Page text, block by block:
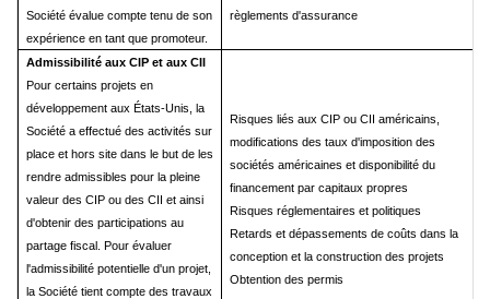
Société évalue compte tenu de son
expérience en tant que promoteur.
règlements d'assurance
Admissibilité aux CIP et aux CII
Pour certains projets en
développement aux États-Unis, la
Société a effectué des activités sur
place et hors site dans le but de les
rendre admissibles pour la pleine
valeur des CIP ou des CII et ainsi
d'obtenir des participations au
partage fiscal. Pour évaluer
l'admissibilité potentielle d'un projet,
la Société tient compte des travaux
Risques liés aux CIP ou CII américains,
modifications des taux d'imposition des
sociétés américaines et disponibilité du
financement par capitaux propres
Risques réglementaires et politiques
Retards et dépassements de coûts dans la
conception et la construction des projets
Obtention des permis